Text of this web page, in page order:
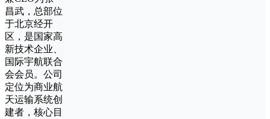
昌武，总部位
于北京经开
区，是国家高
新技术企业、
国际宇航联合
会会员。公司
定位为商业航
天运输系统创
建者，核心目